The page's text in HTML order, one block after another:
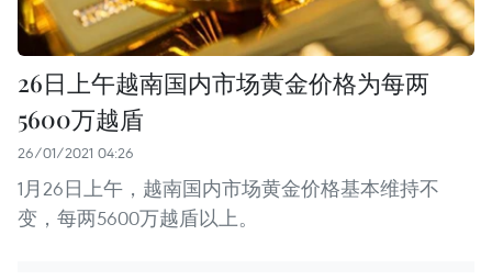
26日上午越南国内市场黄金价格为每两
5600万越盾
26/01/2021 04:26
1月26日上午，越南国内市场黄金价格基本维持不
变，每两5600万越盾以上。